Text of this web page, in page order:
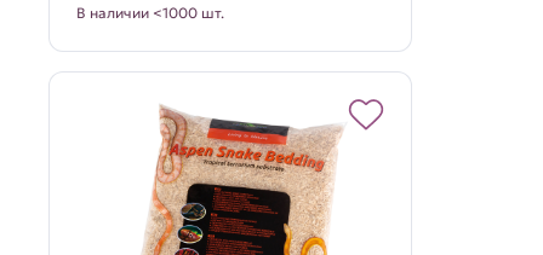
В наличии <1000 шт.